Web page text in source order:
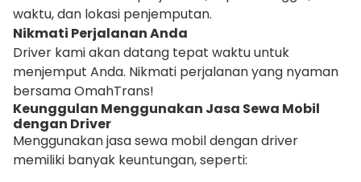
waktu, dan lokasi penjemputan.
Nikmati Perjalanan Anda
Driver kami akan datang tepat waktu untuk
menjemput Anda. Nikmati perjalanan yang nyaman
bersama OmahTrans!
Keunggulan Menggunakan Jasa Sewa Mobil
dengan Driver
Menggunakan jasa sewa mobil dengan driver
memiliki banyak keuntungan, seperti: